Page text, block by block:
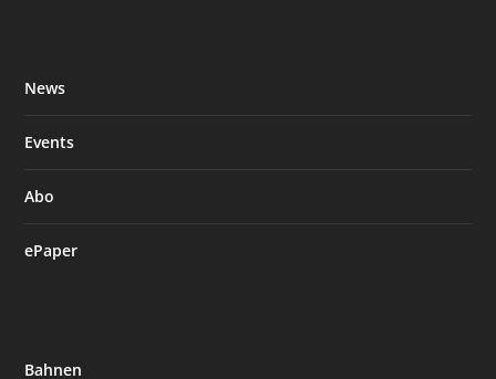
News
Events
Abo
ePaper
Bahnen